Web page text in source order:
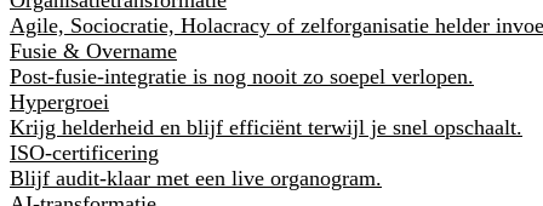
Agile, Sociocratie, Holacracy of zelforganisatie helder
Fusie & Overname
Post-fusie-integratie is nog nooit zo soepel verlopen.
Hypergroei
Krijg helderheid en blijf efficiënt terwijl je snel opschaalt.
ISO-certificering
Blijf audit-klaar met een live organogram.